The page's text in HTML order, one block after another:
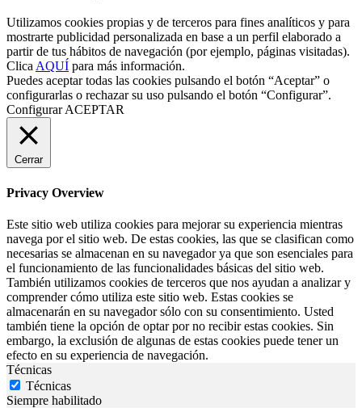
Utilizamos cookies propias y de terceros para fines analíticos y para
mostrarte publicidad personalizada en base a un perfil elaborado a
partir de tus hábitos de navegación (por ejemplo, páginas visitadas).
ClicaAQUÍ para más información.
Puedes aceptar todas las cookies pulsando el botón “Aceptar” o
configurarlas o rechazar su uso pulsando el botón “Configurar”.
ConfigurarACEPTAR
Cerrar
Privacy Overview
Este sitio web utiliza cookies para mejorar su experiencia mientras
navega por el sitio web. De estas cookies, las que se clasifican como
necesarias se almacenan en su navegador ya que son esenciales para
el funcionamiento de las funcionalidades básicas del sitio web.
También utilizamos cookies de terceros que nos ayudan a analizar y
comprender cómo utiliza este sitio web. Estas cookies se
almacenarán en su navegador sólo con su consentimiento. Usted
también tiene la opción de optar por no recibir estas cookies. Sin
embargo, la exclusión de algunas de estas cookies puede tener un
efecto en su experiencia de navegación.
Técnicas
Técnicas
Siempre habilitado